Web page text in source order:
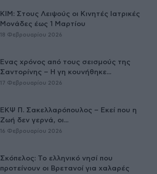
ΚΙΜ: Στους Λειψούς οι Κινητές Ιατρικές
Μονάδες έως 1 Μαρτίου
18 Φεβρουαρίου 2026
Ένας χρόνος από τους σεισμούς της
Σαντορίνης – Η γη κουνήθηκε...
17 Φεβρουαρίου 2026
ΕΚΨ Π. Σακελλαρόπουλος – Εκεί που η
Ζωή δεν γερνά, οι...
16 Φεβρουαρίου 2026
Σκόπελος: Το ελληνικό νησί που
προτείνουν οι Βρετανοί για χαλαρές